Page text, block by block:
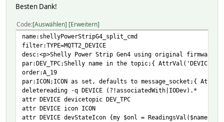
Besten Dank!
Code Auswählen Erweitern
name:shellyPowerStripG4_split_cmd
filter:TYPE=MQTT2_DEVICE
desc:<p>Shelly Power Strip Gen4 using original
par:DEV_TPC;Shelly name in the topic;{
order:A_19
par:ICON;ICON as set, defaults to message_socket;{
deletereading -q DEVICE (?!associatedWith|IODev).*
attr DEVICE devicetopic DEV_TPC
attr DEVICE icon ICON
attr DEVICE devStateIcon {my $onl =